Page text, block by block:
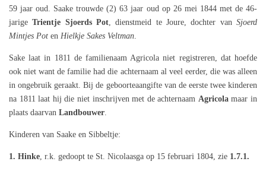
59 jaar oud. Saake trouwde (2) 63 jaar oud op 26 mei 1844 met de 46-
jarige Trientje Sjoerds Pot, dienstmeid te Joure, dochter van Sjoerd
Mintjes Pot en Hielkje Sakes Veltman.
Sake laat in 1811 de familienaam Agricola niet registreren, dat hoefde
ook niet want de familie had die achternaam al veel eerder, die was alleen
in ongebruik geraakt. Bij de geboorteaangifte van de eerste twee kinderen
na 1811 laat hij die niet inschrijven met de achternaam Agricola maar in
plaats daarvan Landbouwer.
Kinderen van Saake en Sibbeltje:
1. Hinke, r.k. gedoopt te St. Nicolaasga op 15 februari 1804, zie 1.7.1.